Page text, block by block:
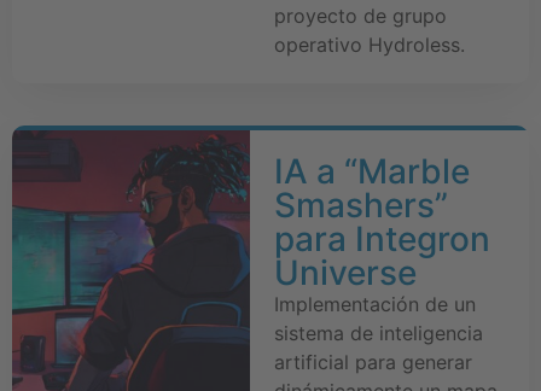
proyecto de grupo
operativo Hydroless.
IA a “Marble
Smashers”
para Integron
Universe
Implementación de un
sistema de inteligencia
artificial para generar